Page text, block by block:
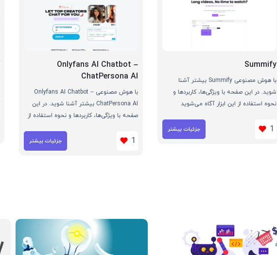
Summify
با هوش مصنوعی Summify بیشتر آشنا
شوید. در این صفحه با ویژگی‌ها، کاربردها و
نحوه استفاده از این ابزار آگاه می‌شوید
1 جزئیات بیشتر
Onlyfans AI Chatbot –
ChatPersona AI
با هوش مصنوعی Onlyfans AI Chatbot –
ChatPersona AI بیشتر آشنا شوید. در این
صفحه با ویژگی‌ها، کاربردها و نحوه استفاده از
1 جزئیات بیشتر